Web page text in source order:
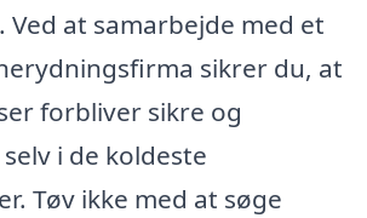
Ved at samarbejde med et
sikrer du, at
forbliver sikre og
i de koldeste
Tøv ikke med at søge